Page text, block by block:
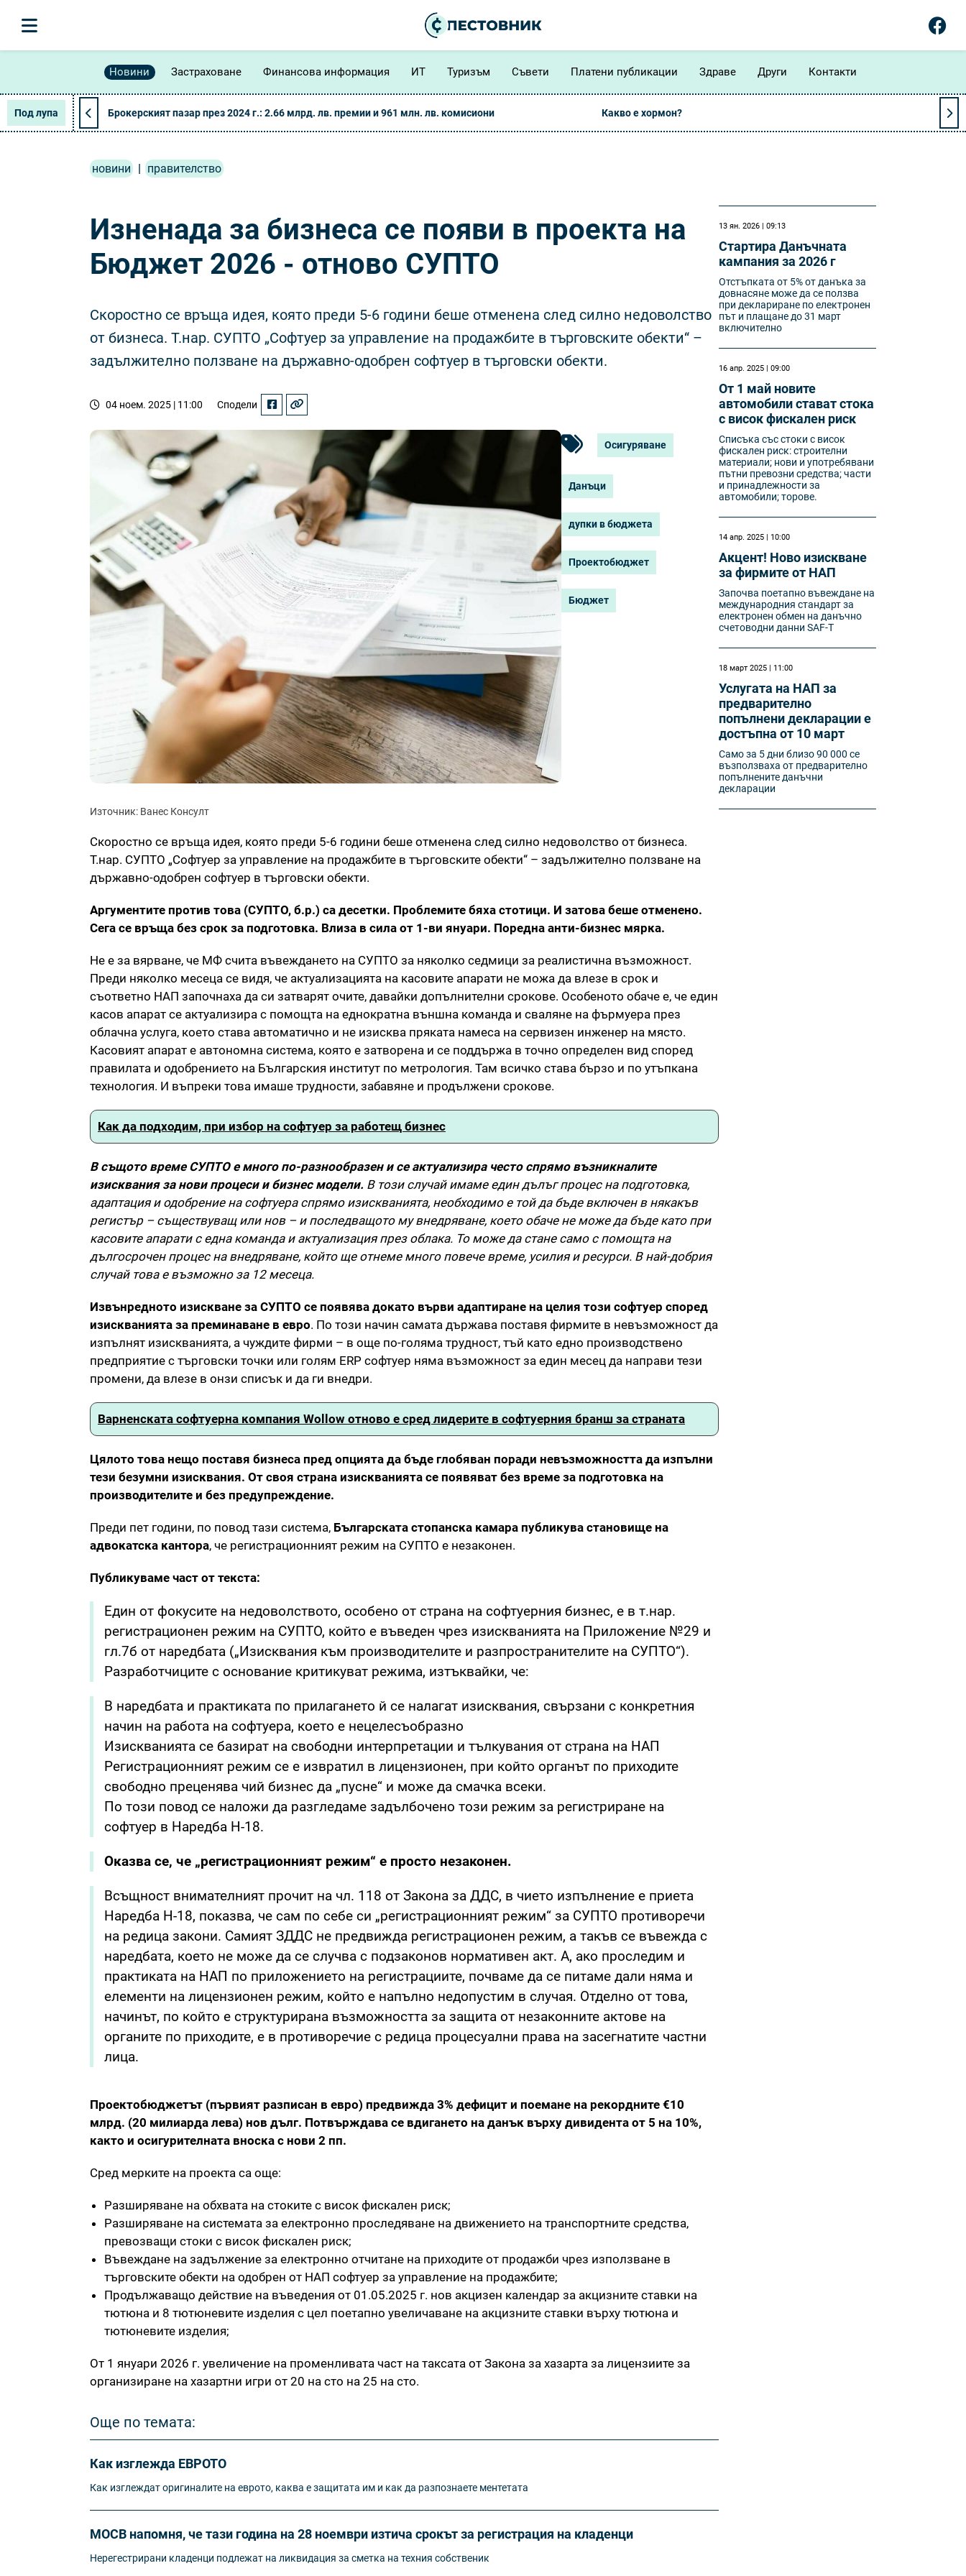
Новини Застраховане Финансова информация ИТ Туризъм Съвети Платени публикации Здраве Други Контакти
Под лупа Брокерският пазар през 2024 г.: 2.66 млрд. лв. премии и 961 млн. лв. комисиони Какво е хормон?
новини | правителство
Изненада за бизнеса се появи в проекта на
Бюджет 2026 - отново СУПТО
Скоростно се връща идея, която преди 5-6 години беше отменена след силно недоволство
от бизнеса. Т.нар. СУПТО „Софтуер за управление на продажбите в търговските обекти“ –
задължително ползване на държавно-одобрен софтуер в търговски обекти.
04 ноем. 2025 | 11:00 Сподели
Осигуряване
Данъци
дупки в бюджета
Проектобюджет
Бюджет
Източник: Ванес Консулт
Скоростно се връща идея, която преди 5-6 години беше отменена след силно недоволство от бизнеса.
Т.нар. СУПТО „Софтуер за управление на продажбите в търговските обекти“ – задължително ползване на
държавно-одобрен софтуер в търговски обекти.
Аргументите против това (СУПТО, б.р.) са десетки. Проблемите бяха стотици. И затова беше отменено.
Сега се връща без срок за подготовка. Влиза в сила от 1-ви януари. Поредна анти-бизнес мярка.
Не е за вярване, че МФ счита въвеждането на СУПТО за няколко седмици за реалистична възможност.
Преди няколко месеца се видя, че актуализацията на касовите апарати не можа да влезе в срок и
съответно НАП започнаха да си затварят очите, давайки допълнителни срокове. Особеното обаче е, че един
касов апарат се актуализира с помощта на еднократна външна команда и сваляне на фърмуера през
облачна услуга, което става автоматично и не изисква пряката намеса на сервизен инженер на място.
Касовият апарат е автономна система, която е затворена и се поддържа в точно определен вид според
правилата и одобрението на Българския институт по метрология. Там всичко става бързо и по утъпкана
технология. И въпреки това имаше трудности, забавяне и продължени срокове.
Как да подходим, при избор на софтуер за работещ бизнес
В същото време СУПТО е много по-разнообразен и се актуализира често спрямо възникналите
изисквания за нови процеси и бизнес модели. В този случай имаме един дълъг процес на подготовка,
адаптация и одобрение на софтуера спрямо изискванията, необходимо е той да бъде включен в някакъв
регистър – съществуващ или нов – и последващото му внедряване, което обаче не може да бъде като при
касовите апарати с една команда и актуализация през облака. То може да стане само с помощта на
дългосрочен процес на внедряване, който ще отнеме много повече време, усилия и ресурси. В най-добрия
случай това е възможно за 12 месеца.
Извънредното изискване за СУПТО се появява докато върви адаптиране на целия този софтуер според
изискванията за преминаване в евро. По този начин самата държава поставя фирмите в невъзможност да
изпълнят изискванията, а чуждите фирми – в още по-голяма трудност, тъй като едно производствено
предприятие с търговски точки или голям ERP софтуер няма възможност за един месец да направи тези
промени, да влезе в онзи списък и да ги внедри.
Варненската софтуерна компания Wollow отново е сред лидерите в софтуерния бранш за страната
Цялото това нещо поставя бизнеса пред опцията да бъде глобяван поради невъзможността да изпълни
тези безумни изисквания. От своя страна изискванията се появяват без време за подготовка на
производителите и без предупреждение.
Преди пет години, по повод тази система, Българската стопанска камара публикува становище на
адвокатска кантора, че регистрационният режим на СУПТО е незаконен.
Публикуваме част от текста:
Един от фокусите на недоволството, особено от страна на софтуерния бизнес, е в т.нар.
регистрационен режим на СУПТО, който е въведен чрез изискванията на Приложение №29 и
гл.7б от наредбата („Изисквания към производителите и разпространителите на СУПТО“).
Разработчиците с основание критикуват режима, изтъквайки, че:
В наредбата и практиката по прилагането й се налагат изисквания, свързани с конкретния
начин на работа на софтуера, което е нецелесъобразно
Изискванията се базират на свободни интерпретации и тълкувания от страна на НАП
Регистрационният режим се е извратил в лицензионен, при който органът по приходите
свободно преценява чий бизнес да „пусне“ и може да смачка всеки.
По този повод се наложи да разгледаме задълбочено този режим за регистриране на
софтуер в Наредба Н-18.
Оказва се, че „регистрационният режим“ е просто незаконен.
Всъщност внимателният прочит на чл. 118 от Закона за ДДС, в чието изпълнение е приета
Наредба Н-18, показва, че сам по себе си „регистрационният режим“ за СУПТО противоречи
на редица закони. Самият ЗДДС не предвижда регистрационен режим, а такъв се въвежда с
наредбата, което не може да се случва с подзаконов нормативен акт. А, ако проследим и
практиката на НАП по приложението на регистрациите, почваме да се питаме дали няма и
елементи на лицензионен режим, който е напълно недопустим в случая. Отделно от това,
начинът, по който е структурирана възможността за защита от незаконните актове на
органите по приходите, е в противоречие с редица процесуални права на засегнатите частни
лица.
Проектобюджетът (първият разписан в евро) предвижда 3% дефицит и поемане на рекордните €10
млрд. (20 милиарда лева) нов дълг. Потвърждава се вдигането на данък върху дивидента от 5 на 10%,
както и осигурителната вноска с нови 2 пп.
Сред мерките на проекта са още:
Разширяване на обхвата на стоките с висок фискален риск;
Разширяване на системата за електронно проследяване на движението на транспортните средства,
превозващи стоки с висок фискален риск;
Въвеждане на задължение за електронно отчитане на приходите от продажби чрез използване в
търговските обекти на одобрен от НАП софтуер за управление на продажбите;
Продължаващо действие на въведения от 01.05.2025 г. нов акцизен календар за акцизните ставки на
тютюна и 8 тютюневите изделия с цел поетапно увеличаване на акцизните ставки върху тютюна и
тютюневите изделия;
От 1 януари 2026 г. увеличение на променливата част на таксата от Закона за хазарта за лицензиите за
организиране на хазартни игри от 20 на сто на 25 на сто.
Още по темата:
Как изглежда ЕВРОТО
Как изглеждат оригиналите на еврото, каква е защитата им и как да разпознаете ментетата
МОСВ напомня, че тази година на 28 ноември изтича срокът за регистрация на кладенци
Нерегестрирани кладенци подлежат на ликвидация за сметка на техния собственик
13 ян. 2026 | 09:13
Стартира Данъчната
кампания за 2026 г
Отстъпката от 5% от данъка за
довнасяне може да се ползва
при деклариране по електронен
път и плащане до 31 март
включително
16 апр. 2025 | 09:00
От 1 май новите
автомобили стават стока
с висок фискален риск
Списъка със стоки с висок
фискален риск: строителни
материали; нови и употребявани
пътни превозни средства; части
и принадлежности за
автомобили; торове.
14 апр. 2025 | 10:00
Акцент! Ново изискване
за фирмите от НАП
Започва поетапно въвеждане на
международния стандарт за
електронен обмен на данъчно
счетоводни данни SAF-T
18 март 2025 | 11:00
Услугата на НАП за
предварително
попълнени декларации е
достъпна от 10 март
Само за 5 дни близо 90 000 се
възползваха от предварително
попълнените данъчни
декларации